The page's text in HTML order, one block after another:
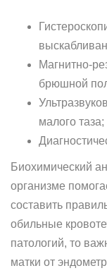
Магнитно-
брюшной
малого таза;
Биохимический
организме
составить
обильные
патологий, то
матки от